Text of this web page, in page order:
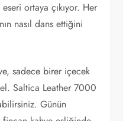
ortaya çıkıyor. Her
nasıl dans ettiğini
sadece birer içecek
Saltica Leather 7000
Günün